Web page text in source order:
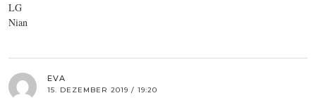
LG
Nian
EVA
15. DEZEMBER 2019 / 19:20